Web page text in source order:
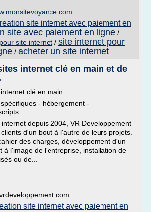
site internet avec paiement en
site avec paiement en ligne /
site internet / site internet pour
/ acheter un site internet
internet clé en main et de
clé en main
- hébergement -
depuis 2004, VR Developpement
d'un bout à l'autre de leurs projets.
des charges, développement d'un
à l'image de l'entreprise, installation de
ou de...
site internet avec paiement en